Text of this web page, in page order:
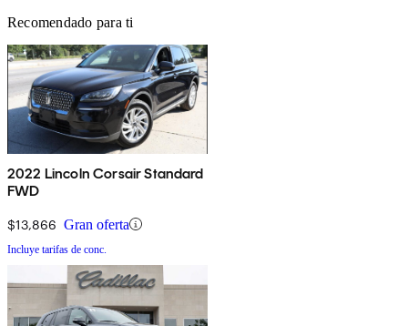
Recomendado para ti
2022 Lincoln Corsair Standard
FWD
$13,866 Gran oferta
Incluye tarifas de conc.